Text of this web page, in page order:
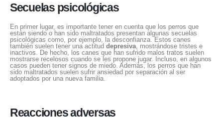
Secuelas psicológicas
En primer lugar, es importante tener en cuenta que los perros que
están siendo o han sido maltratados presentan algunas secuelas
psicológicas como, por ejemplo, la desconfianza. Estos canes
también suelen tener una actitud depresiva , mostrándose tristes e
inactivos. De hecho, los canes que han sufrido malos tratos suelen
mostrarse recelosos cuando se les propone jugar. Incluso, en algunos
casos pueden tener signos de miedo. Además, los perros que han
sido maltratados suelen sufrir ansiedad por separación al ser
adoptados por una nueva familia.
Reacciones adversas